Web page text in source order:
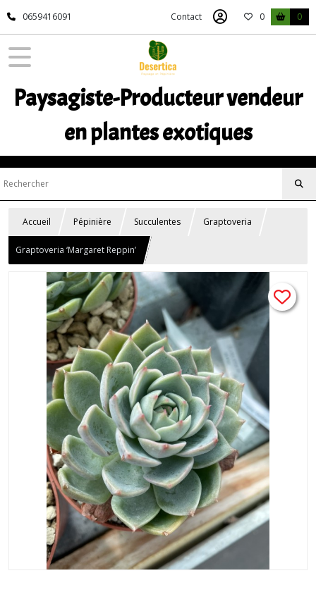
0659416091 Contact 0 0
Paysagiste-Producteur vendeur
en plantes exotiques
Accueil Pépinière Succulentes Graptoveria
Graptoveria ‘Margaret Reppin’